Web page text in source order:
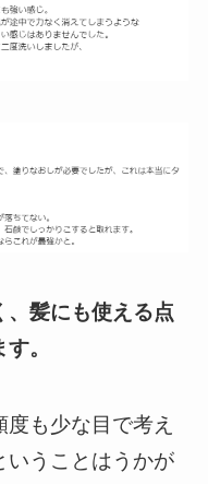
、髪にも使える点
。
も少な目で考え
いうことはうかが